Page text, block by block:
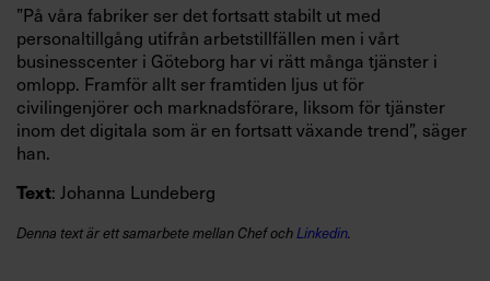
”På våra fabriker ser det fortsatt stabilt ut med
personaltillgång utifrån arbetstillfällen men i vårt
businesscenter i Göteborg har vi rätt många tjänster i
omlopp. Framför allt ser framtiden ljus ut för
civilingenjörer och marknadsförare, liksom för tjänster
inom det digitala som är en fortsatt växande trend”, säger
han.
Text: Johanna Lundeberg
Denna text är ett samarbete mellan Chef ochLinkedin.